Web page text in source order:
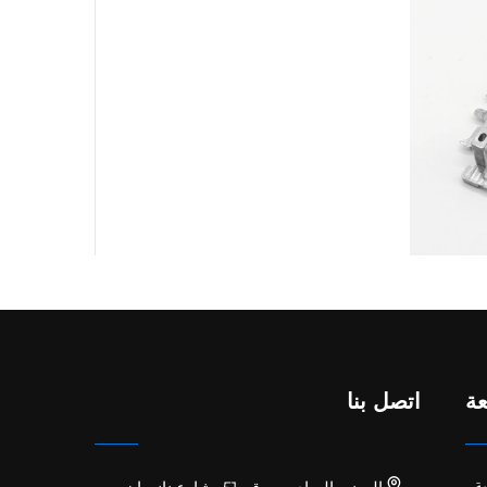
اتصل بنا